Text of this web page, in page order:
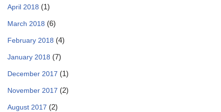
April 2018 (1)
March 2018 (6)
February 2018 (4)
January 2018 (7)
December 2017 (1)
November 2017 (2)
August 2017 (2)